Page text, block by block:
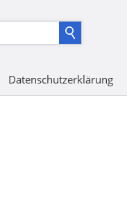
Datenschutzerklärung